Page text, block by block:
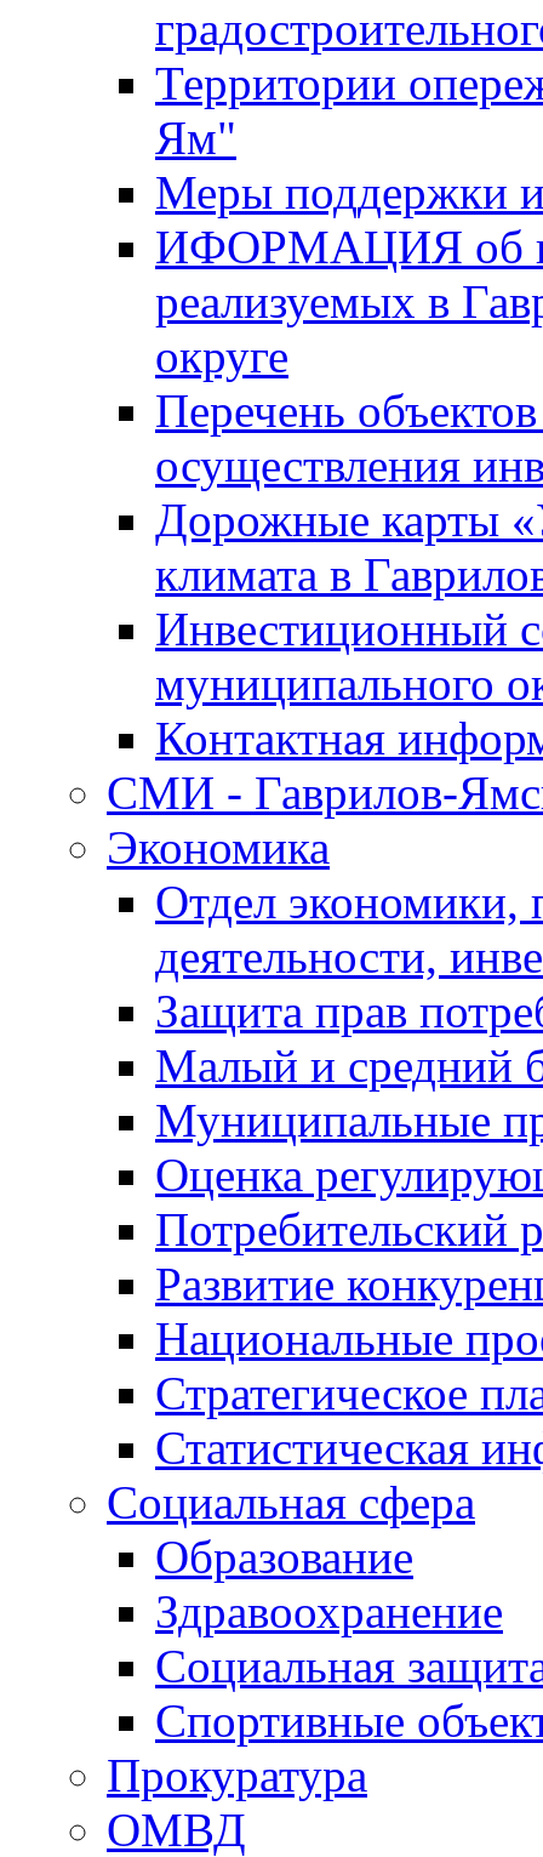
Территории
Ям"
Меры поддержки
ИФОРМАЦИЯ об
реализуемых в
округе
Перечень
осуществления
Дорожные карты
климата в
Инвестиционный
муниципального
Контактная
СМИ - Гаврилов-
Экономика
Отдел экономики,
деятельности,
Защита прав
Малый и средний
Муниципальные
Оценка
Потребительский
Развитие
Национальные
Стратегическое
Статистическая
Социальная сфера
Образование
Здравоохранение
Социальная
Спортивные
Прокуратура
ОМВД